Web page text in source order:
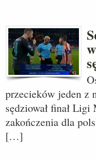
przecieków jeden z
sędziował finał
zakończenia dla
[…]